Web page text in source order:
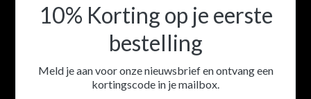
10% Korting op je eerste
bestelling
Meld je aan voor onze nieuwsbrief en ontvang een
kortingscode in je mailbox.